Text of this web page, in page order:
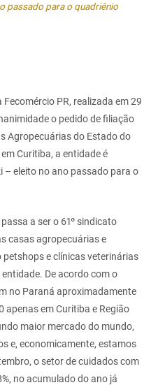
passado para o quadriênio
PR, realizada em 29
o pedido de filiação
Agropecuárias do Estado do
Curitiba, a entidade é
– eleito no ano passado para o
a ser o 61º sindicato
casas agropecuárias e
e clínicas veterinárias
De acordo com o
no Paraná aproximadamente
apenas em Curitiba e Região
maior mercado do mundo,
e, economicamente, estamos
o setor de cuidados com
no acumulado do ano já